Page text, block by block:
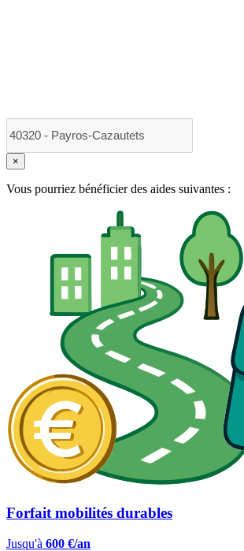
×
Vous pourriez bénéficier des aides suivantes :
Forfait mobilités durables
Jusqu'à 600 €/an